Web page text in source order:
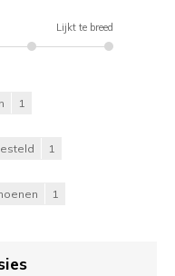
Lijkt te breed
1
1
1